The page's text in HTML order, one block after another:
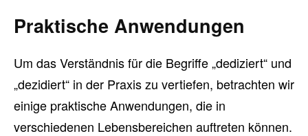
Praktische Anwendungen
Um das Verständnis für die Begriffe „dediziert“ und
„dezidiert“ in der Praxis zu vertiefen, betrachten wir
einige praktische Anwendungen, die in
verschiedenen Lebensbereichen auftreten können.